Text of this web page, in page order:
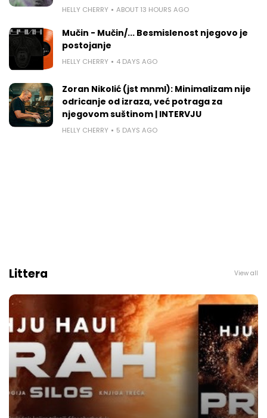
HELLY CHERRY ABOUT 13 HOURS AGO
Mučin - Mučin/... Besmislenost njegovo je
postojanje
HELLY CHERRY 4 DAYS AGO
Zoran Nikolić (jst mnml): Minimalizam nije
odricanje od izraza, već potraga za
njegovom suštinom | INTERVJU
HELLY CHERRY 5 DAYS AGO
Littera View all